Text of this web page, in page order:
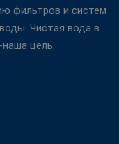
фильтров и систем
Чистая вода в
цель.